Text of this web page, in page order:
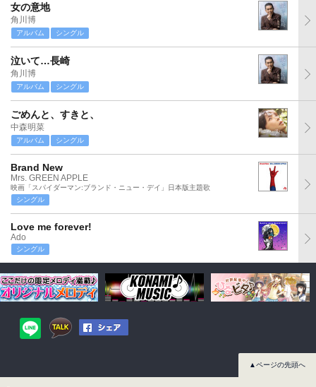
女の意地
角川博
アルバム シングル
泣いて…長崎
角川博
アルバム シングル
ごめんと、すきと、
中森明菜
アルバム シングル
Brand New
Mrs. GREEN APPLE
映画「スパイダーマン:ブランド・ニュー・デイ」日本版主題歌
シングル
Love me forever!
Ado
シングル
▲ページの先頭へ